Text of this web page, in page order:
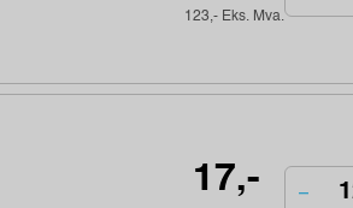
123,- Eks. Mva.
17,-